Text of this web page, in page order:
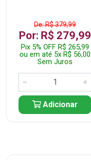
De: R$ 379,99
Por: R$ 279,99
Pix 5% OFF R$ 265,99
ou em até 5x R$ 56,00
Sem Juros
Adicionar